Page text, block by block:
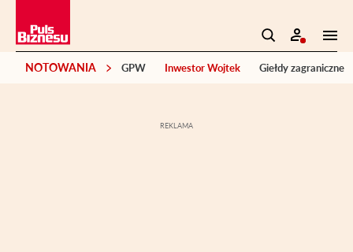
NOTOWANIA GPW Inwestor Wojtek Giełdy zagraniczne